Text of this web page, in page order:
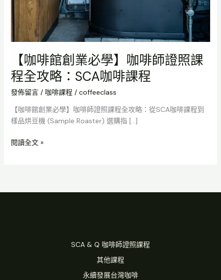
【咖啡館創業必學】咖啡師證照課
程全攻略：SCA咖啡課程
發佈留言 / 咖啡課程 / coffeeclass
【咖啡館創業必學】咖啡師證照課程全攻略：從SCA咖啡課程到
樣品烘豆機 (Sample Roaster) 選購指 […]
閱讀全文 »
SCA & Q 咖啡師證照課程
其他課程
永續發展台灣咖啡